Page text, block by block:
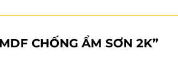
CHỐNG ẨM SƠN 2K”